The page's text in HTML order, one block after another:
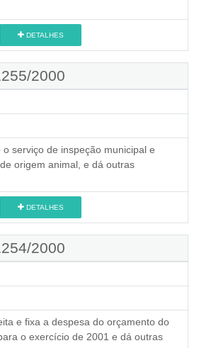
DETALHES
2000
o serviço de inspeção municipal e
origem animal, e dá outras
DETALHES
2000
e fixa a despesa do orçamento do
o exercício de 2001 e dá outras